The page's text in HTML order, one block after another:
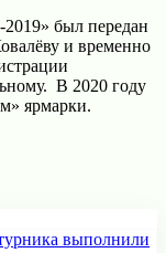
2019» был передан
и временно
В 2020 году
ярмарки.